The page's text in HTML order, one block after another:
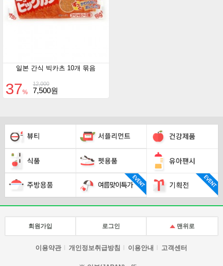
일본 간식 빅카츠 10개 묶음
12,000
37% 7,500원
회원가입 로그인 맨위로
이용약관 개인정보취급방침 이용안내 고객센터